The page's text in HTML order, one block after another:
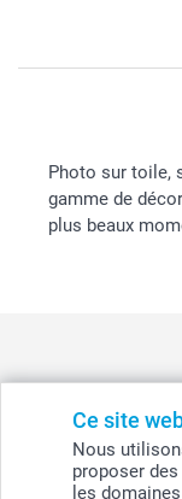
Ce site
Nous
proposer
les
Photo sur toile,
gamme de
plus beaux
België -